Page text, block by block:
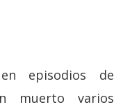
episodios de
muerto varios